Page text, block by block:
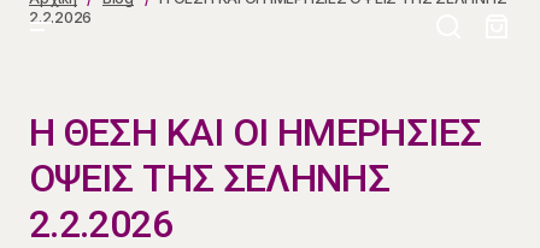
2.2.2026
Η ΘΕΣΗ ΚΑΙ ΟΙ ΗΜΕΡΗΣΙΕΣ
ΟΨΕΙΣ ΤΗΣ ΣΕΛΗΝΗΣ
2.2.2026